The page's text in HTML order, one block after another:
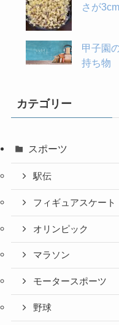
さが
甲子園
持ち物
カテゴリー
スポーツ
駅伝
フィギュアスケート
オリンピック
マラソン
モータースポーツ
野球